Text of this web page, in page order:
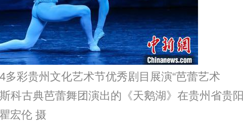
彩贵州文化艺术节优秀剧目展演“芭蕾艺术
科古典芭蕾舞团演出的《天鹅湖》在贵州省贵阳
宏伦 摄